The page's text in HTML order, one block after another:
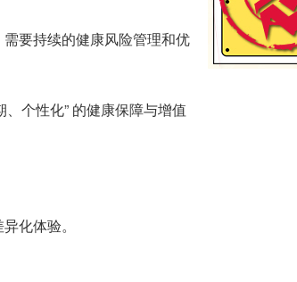
要持续的健康风险管理和优
个性化” 的健康保障与增值
化体验。